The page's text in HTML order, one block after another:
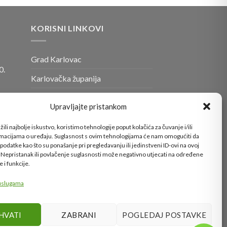
Upravljajte pristankom
najbolje iskustvo, koristimo tehnologije poput kolačića za čuvanje i/ili
o uređaju. Suglasnost s ovim tehnologijama će nam omogućiti da
kao što su ponašanje pri pregledavanju ili jedinstveni ID-ovi na ovoj
ili povlačenje suglasnosti može negativno utjecati na određene
i funkcije.
ZABRANI POGLEDAJ POSTAVKE
KORISNI LINKOVI
Grad Karlovac
Karlovačka županija
održivog razvoja
Fond za zaštitu okoliša i
energetsku učinkovitost